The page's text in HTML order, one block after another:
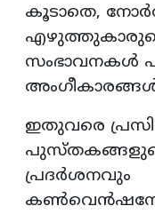
കൂടാതെ,
സംഭാവനകള്‍
ഇതുവരെ
പ്രദര്‍ശനവും